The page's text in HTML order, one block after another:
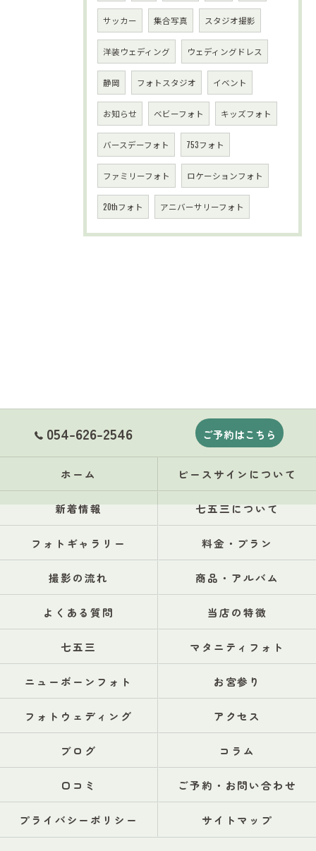
サッカー 集合写真 スタジオ撮影
洋装ウェディング ウェディングドレス
静岡 フォトスタジオ イベント
お知らせ ベビーフォト キッズフォト
バースデーフォト 753フォト
ファミリーフォト ロケーションフォト
20thフォト アニバーサリーフォト
054-626-2546 ご予約はこちら
ホーム ピースサインについて
新着情報 七五三について
フォトギャラリー 料金・プラン
撮影の流れ 商品・アルバム
よくある質問 当店の特徴
七五三 マタニティフォト
ニューボーンフォト お宮参り
フォトウェディング アクセス
ブログ コラム
口コミ ご予約・お問い合わせ
プライバシーポリシー サイトマップ